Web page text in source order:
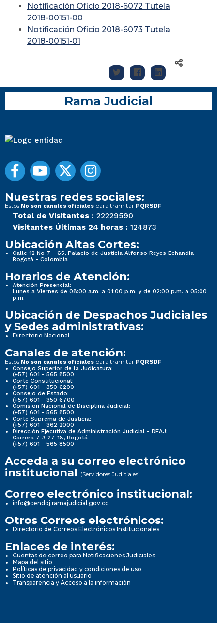
Notificación Oficio 2018-6072 Tutela
2018-00151-00
Notificación Oficio 2018-6073 Tutela
2018-00151-01
Rama Judicial
Nuestras redes sociales:
Estos No son canales oficiales para tramitar PQRSDF
Total de Visitantes : 22229590
Visitantes Últimas 24 horas : 124873
Ubicación Altas Cortes:
Calle 12 No 7 - 65, Palacio de Justicia Alfonso Reyes Echandía
Bogotá - Colombia
Horarios de Atención:
Atención Presencial:
Lunes a Viernes de 08:00 a.m. a 01:00 p.m. y de 02:00 p.m. a 05:00
p.m.
Ubicación de Despachos Judiciales
y Sedes administrativas:
Directorio Nacional
Canales de atención:
Estos No son canales oficiales para tramitar PQRSDF
Consejo Superior de la Judicatura:
(+57) 601 - 565 8500
Corte Constitucional:
(+57) 601 - 350 6200
Consejo de Estado:
(+57) 601 - 350 6700
Comisión Nacional de Disciplina Judicial:
(+57) 601 - 565 8500
Corte Suprema de Justicia:
(+57) 601 - 362 2000
Dirección Ejecutiva de Administración Judicial - DEAJ:
Carrera 7 # 27-18, Bogotá
(+57) 601 - 565 8500
Acceda a su correo electrónico
institucional (Servidores Judiciales)
Correo electrónico institucional:
info@cendoj.ramajudicial.gov.co
Otros Correos electrónicos:
Directorio de Correos Electrónicos Institucionales
Enlaces de interés:
Cuentas de correo para Notificaciones Judiciales
Mapa del sitio
Políticas de privacidad y condiciones de uso
Sitio de atención al usuario
Transparencia y Acceso a la información